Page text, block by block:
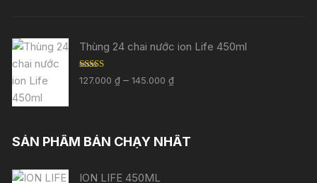
Thùng 24 chai nước ion Life 450ml
Được xếp
hạng5.005
127.000₫ – 145.000₫Khoảng
đến
SẢN PHẨM BÁN CHẠY NHẤT
ION LIFE 450ML